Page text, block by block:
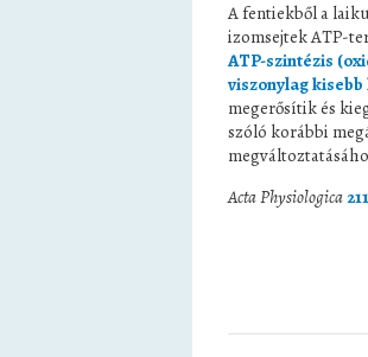
A fentiekből a
izomsejtek ATP-
ATP-szintézis
viszonylag
megerősítik és
szóló korábbi
Acta Physiologica211